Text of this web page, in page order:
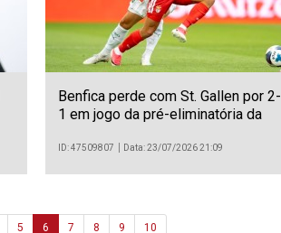
Benfica perde com St. Gallen por 2-
1 em jogo da pré-eliminatória da
ID: 47509807 Data: 23/07/2026 21:09
5 6 7 8 9 10